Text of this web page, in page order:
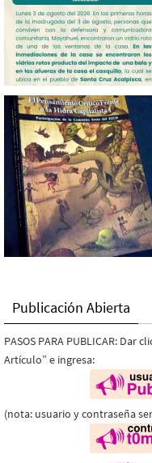
Publicación Abierta
PASOS PARA PUBLICAR: Dar
Artículo” e ingresa:
(nota: usuario y contraseña